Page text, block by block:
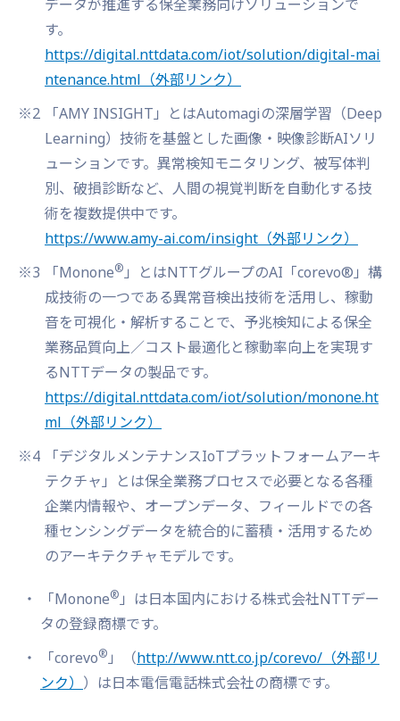
データが推進する保全業務向けソリューションで
す。
https://digital.nttdata.com/iot/solution/digital-mai
ntenance.html （外部リンク）
※2
「AMY INSIGHT」とはAutomagiの深層学習（Deep
Learning）技術を基盤とした画像・映像診断AIソリ
ューションです。異常検知モニタリング、被写体判
別、破損診断など、人間の視覚判断を自動化する技
術を複数提供中です。
https://www.amy-ai.com/insight （外部リンク）
※3
「Monone® 」とはNTTグループのAI「corevo®」構
成技術の一つである異常音検出技術を活用し、稼動
音を可視化・解析することで、予兆検知による保全
業務品質向上／コスト最適化と稼動率向上を実現す
るNTTデータの製品です。
https://digital.nttdata.com/iot/solution/monone.ht
ml （外部リンク）
※4
「デジタルメンテナンスIoTプラットフォームアーキ
テクチャ」とは保全業務プロセスで必要となる各種
企業内情報や、オープンデータ、フィールドでの各
種センシングデータを統合的に蓄積・活用するため
のアーキテクチャモデルです。
「Monone® 」は日本国内における株式会社NTTデー
タの登録商標です。
「corevo® 」（http://www.ntt.co.jp/corevo/ （外部リ
ンク） ）は日本電信電話株式会社の商標です。